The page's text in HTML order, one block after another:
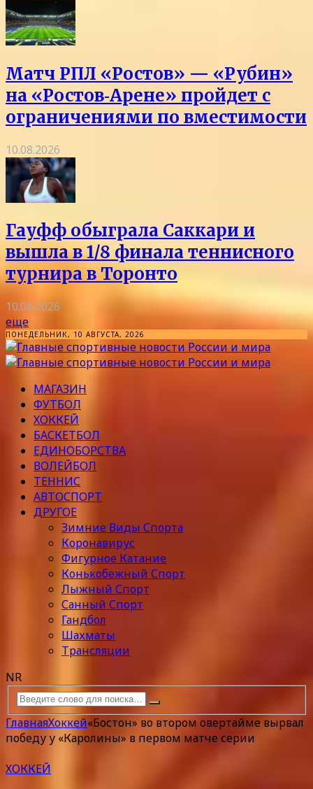
Матч РПЛ «Ростов» — «Рубин»
на «Ростов‑Арене» пройдет с
ограничениями по вместимости
10.08.2026
Гауфф обыграла Саккари и
вышла в 1/8 финала теннисного
турнира в Торонто
10.08.2026
еще
ПОНЕДЕЛЬНИК, 10 АВГУСТА, 2026
МАГАЗИН
ФУТБОЛ
ХОККЕЙ
БАСКЕТБОЛ
ЕДИНОБОРСТВА
ВОЛЕЙБОЛ
ТЕННИС
АВТОСПОРТ
ДРУГОЕ
Зимние Виды Спорта
Коронавирус
Фигурное Катание
Конькобежный Спорт
Лыжный Спорт
Санный Спорт
Гандбол
Шахматы
Трансляции
NR
ГлавнаяХоккей«Бостон» во втором овертайме вырвал
победу у «Каролины» в первом матче серии
ХОККЕЙ